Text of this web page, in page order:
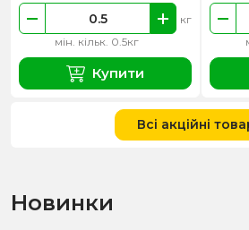
мін. кільк. 0.5кг
кг
Купити
Всі акційні
Новинки